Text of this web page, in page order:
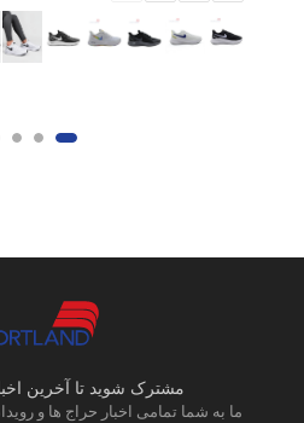
مشترک شوید تا آخرین
ما به شما تمامی اخبار حراج ها و